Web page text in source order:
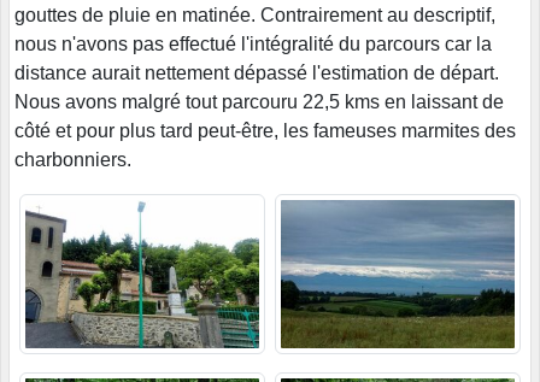
gouttes de pluie en matinée. Contrairement au descriptif,
nous n'avons pas effectué l'intégralité du parcours car la
distance aurait nettement dépassé l'estimation de départ.
Nous avons malgré tout parcouru 22,5 kms en laissant de
côté et pour plus tard peut-être, les fameuses marmites des
charbonniers.